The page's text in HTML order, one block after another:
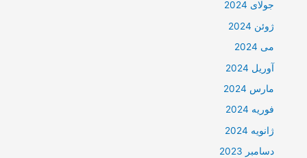
جولای 2024
ژوئن 2024
می 2024
آوریل 2024
مارس 2024
فوریه 2024
ژانویه 2024
دسامبر 2023